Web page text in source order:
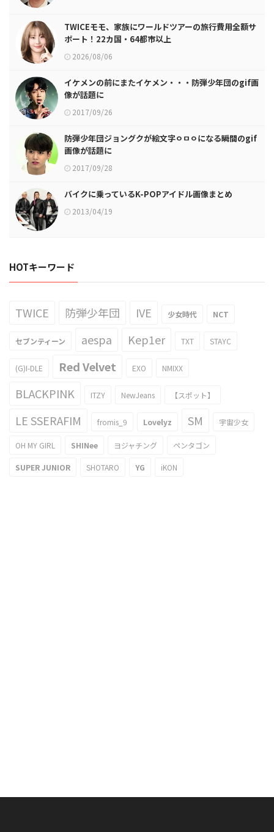
TWICEモモ、家族にワールドツアーの旅行費用全額サ
ポート！22カ国・64都市以上
2026/08/06
イケメンの前にまたイケメン・・・防弾少年団のgif画
像が話題に
2017/09/26
防弾少年団ジョングクが絵文字ㅇㅁㅇになる瞬間のgif
画像が話題に
2017/09/28
バイクに乗っているK-POPアイドル画像まとめ
2013/04/19
HOTキーワード
TWICE 防弾少年団 IVE 少女時代 NCT
セブンティーン aespa Kep1er TXT STAYC
(G)I-DLE Red Velvet EXO NMIXX
BLACKPINK ITZY NewJeans 【スポット】
LE SSERAFIM fromis_9 Lovelyz SM 宇宙少女
OH MY GIRL SHINee ヨジャチング ペンタゴン
SUPER JUNIOR SHOTARO YG iKON